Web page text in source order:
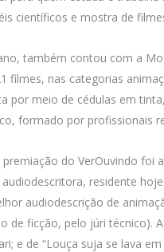
científicos e mostra de
também contou com a
filmes, nas categorias
por meio de cédulas em
formado por profissionais
do VerOuvindo foi
residente
audiodescrição de
de ficção, pelo júri técnico).
e de “Louça suja se lava